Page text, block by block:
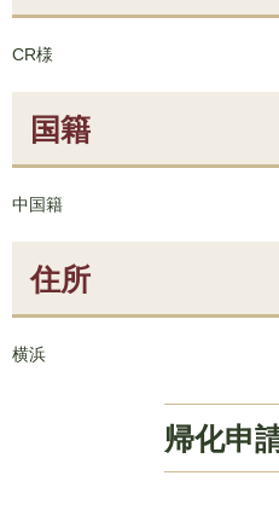
CR様
国籍
中国籍
住所
横浜
帰化申